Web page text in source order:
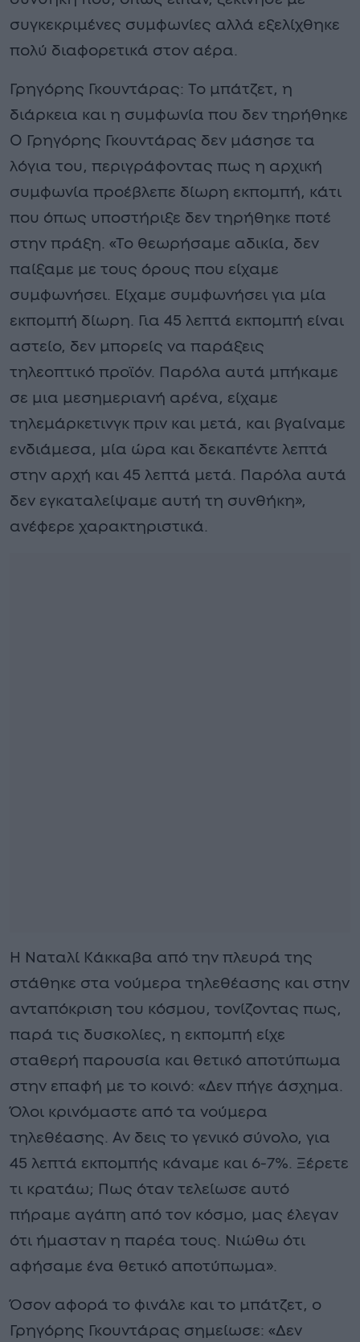
συγκεκριμένες συμφωνίες αλλά εξελίχθηκε
πολύ διαφορετικά στον αέρα.
Γρηγόρης Γκουντάρας: Το μπάτζετ, η
διάρκεια και η συμφωνία που δεν τηρήθηκε
Ο Γρηγόρης Γκουντάρας δεν μάσησε τα
λόγια του, περιγράφοντας πως η αρχική
συμφωνία προέβλεπε δίωρη εκπομπή, κάτι
που όπως υποστήριξε δεν τηρήθηκε ποτέ
στην πράξη. «Το θεωρήσαμε αδικία, δεν
παίξαμε με τους όρους που είχαμε
συμφωνήσει. Είχαμε συμφωνήσει για μία
εκπομπή δίωρη. Για 45 λεπτά εκπομπή είναι
αστείο, δεν μπορείς να παράξεις
τηλεοπτικό προϊόν. Παρόλα αυτά μπήκαμε
σε μια μεσημεριανή αρένα, είχαμε
τηλεμάρκετινγκ πριν και μετά, και βγαίναμε
ενδιάμεσα, μία ώρα και δεκαπέντε λεπτά
στην αρχή και 45 λεπτά μετά. Παρόλα αυτά
δεν εγκαταλείψαμε αυτή τη συνθήκη»,
ανέφερε χαρακτηριστικά.
Η Ναταλί Κάκκαβα από την πλευρά της
στάθηκε στα νούμερα τηλεθέασης και στην
ανταπόκριση του κόσμου, τονίζοντας πως,
παρά τις δυσκολίες, η εκπομπή είχε
σταθερή παρουσία και θετικό αποτύπωμα
στην επαφή με το κοινό: «Δεν πήγε άσχημα.
Όλοι κρινόμαστε από τα νούμερα
τηλεθέασης. Αν δεις το γενικό σύνολο, για
45 λεπτά εκπομπής κάναμε και 6-7%. Ξέρετε
τι κρατάω; Πως όταν τελείωσε αυτό
πήραμε αγάπη από τον κόσμο, μας έλεγαν
ότι ήμασταν η παρέα τους. Νιώθω ότι
αφήσαμε ένα θετικό αποτύπωμα».
Όσον αφορά το φινάλε και το μπάτζετ, ο
Γρηγόρης Γκουντάρας σημείωσε: «Δεν